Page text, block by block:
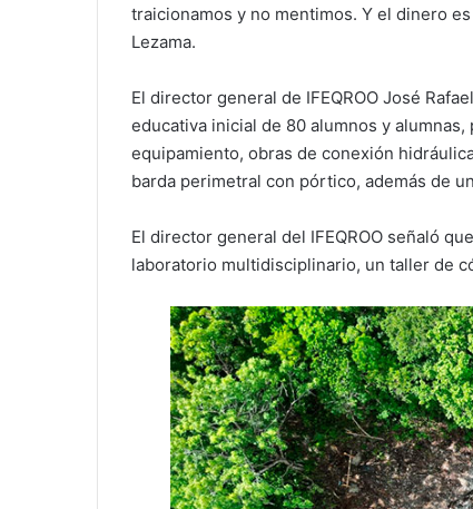
traicionamos y no mentimos. Y el dinero
Lezama.
El director general de IFEQROO José
educativa inicial de 80 alumnos y
equipamiento, obras de conexión
barda perimetral con pórtico, además de
El director general del IFEQROO señaló
laboratorio multidisciplinario, un taller de